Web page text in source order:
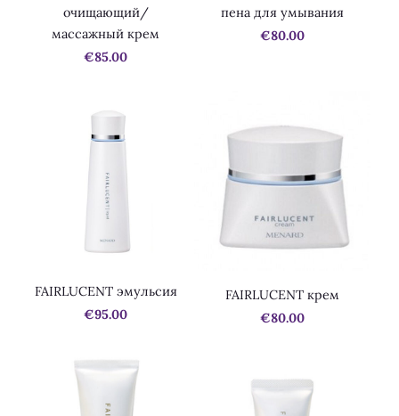
очищающий/
массажный крем
€85.00
пена для умывания
€80.00
FAIRLUCENT эмульсия
€95.00
FAIRLUCENT крем
€80.00